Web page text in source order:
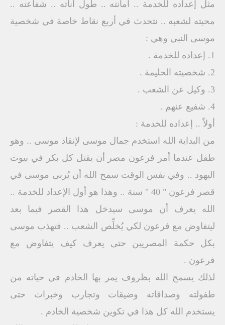
مثل إعداده للخدمة .. أمانته .. طول أناته .. شفاعته ..
محبته لشعبه .. نتحدث في أربع نقاط خاصة في شخصية
موسى النبي وهي :
1. إعداده للخدمة .
2. شخصيته الحليمة .
3. وكيل عن الشعب .
4. شفيع عنهم .
أولاً .. إعداده للخدمة :
من البداية الله استخدم جمال موسى لإنقاذ موسى .. وهو
طفل عندما أمر فرعون مصر أن يقتل كل بكر في بيوت
اليهود .. وفي نفس الوقت سمح الله أن يُربى موسى في
قصر فرعون " 40 " سنة .. وهذا هو أول الإعداد للخدمة ..
الله يعرف أن موسى سيدخل هذا القصر فيما بعد
ليتفاوض مع فرعون لكي يُخلِّص الشعب .. فتهذب موسى
بكل حكمة المصريين حتى يعرف كيف يتفاوض مع
فرعون .
لذلك يسمح الله بظروف يمر بها الخادم في حياته من
طفولته وصداقاته وضيقات وتجارب وخبرات حتى
يستخدم الله كل هذا في تكوين شخصية الخادم .